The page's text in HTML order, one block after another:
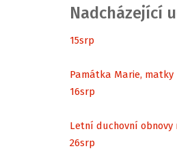
Nadcházející
15srp
Památka Marie, matky
16srp
Letní duchovní obnovy
26srp